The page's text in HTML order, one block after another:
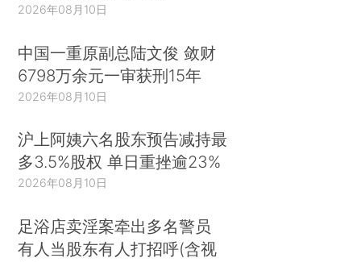
2026年08月10日
中国一重原副总陆文俊 敛财
6798万余元一审获刑15年
2026年08月10日
沪上阿姨六名股东预告减持最
多3.5%股权 单日重挫逾23%
2026年08月10日
足浴店卖淫案牵出多名警员
有人当股东有人打招呼(含视